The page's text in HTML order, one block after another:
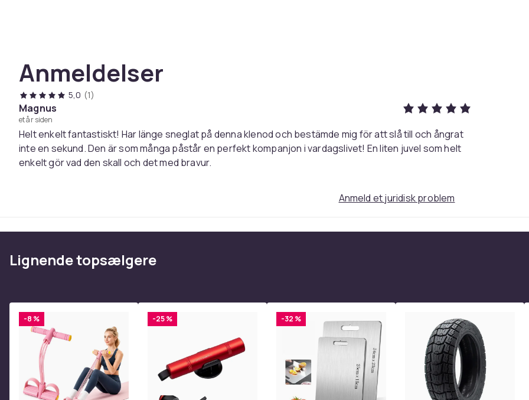
Anmeldelser
5,0 (1)
Magnus
et år siden
Helt enkelt fantastiskt! Har länge sneglat på denna klenod och bestämde mig för att slå till och ångrat
inte en sekund. Den är som många påstår en perfekt kompanjon i vardagslivet! En liten juvel som helt
enkelt gör vad den skall och det med bravur.
Anmeld et juridisk problem
Lignende topsælgere
-8 % -25 % -32 %